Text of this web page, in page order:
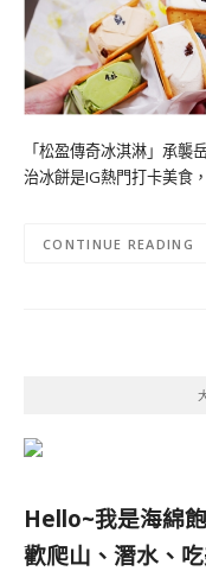
「松盈傳奇冰淇淋」承
治冰餅是IG熱門打卡美食
CONTINUE READING
Hello~我是海綿
歡爬山、潛水、